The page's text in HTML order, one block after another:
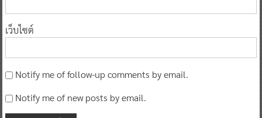
เว็บไซต์
Notify me of follow-up comments by email.
Notify me of new posts by email.